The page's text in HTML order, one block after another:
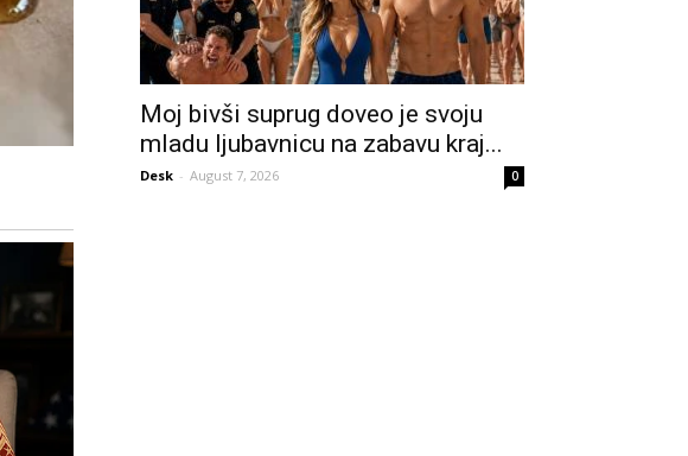
Moj bivši suprug doveo je svoju
mladu ljubavnicu na zabavu kraj...
Desk - August 7, 2026 0